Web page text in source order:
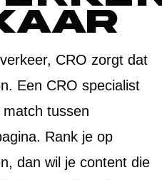
CRO zorgt dat
Een CRO specialist
tussen
Rank je op
dan wil je content die